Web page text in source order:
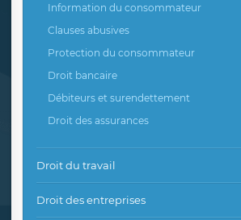
Information du consommateur
Clauses abusives
Protection du consommateur
Droit bancaire
Débiteurs et surendettement
Droit des assurances
Droit du travail
Droit des entreprises